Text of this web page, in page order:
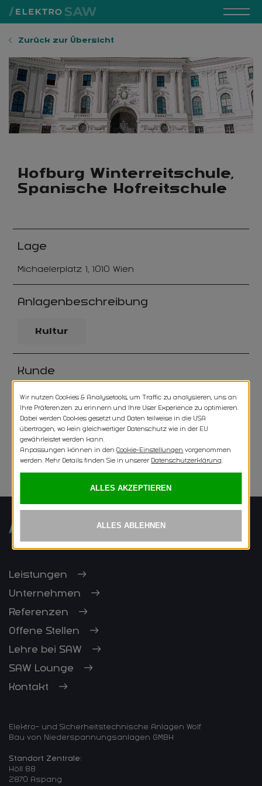
Zurück zur Übersicht
Hofburg Winterreitschule,
Spanische Hofreitschule
Lage
Michaelerplatz 1, 1010 Wien
Anlagenbeschreibung
Kultur
Kunde
Burghauptmannschaft
Bauzeit
2003-2005
Leistungen
Unternehmen
Referenzen
Offene Stellen
Lehre bei SAW
SAW Lounge
Kontakt
Elektro- und Sicherheitstechnische Anlagen Wolf
Bau von Niederspannungsanlagen GMBH
Standort Zentrale:
Höll 88
2870 Aspang